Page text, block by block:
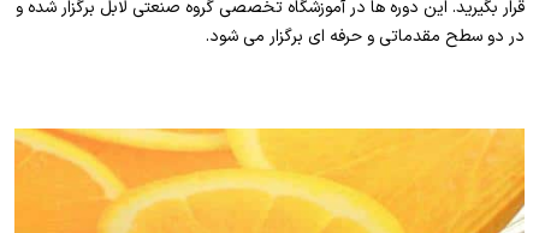
قرار بگیرید. این دوره ها در آموزشگاه تخصصی گروه صنعتی لابل برگزار شده و
در دو سطح مقدماتی و حرفه ای برگزار می شود.